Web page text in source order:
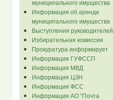
муниципального имущества
Информация об аренде
муниципального имущества
Выступления руководителей
Избирательная комиссия
Прокуратура информирует
Информация ГУФССП
Информация МВД
Информация ЦЗН
Информация ФСС
Информация АО "Почта